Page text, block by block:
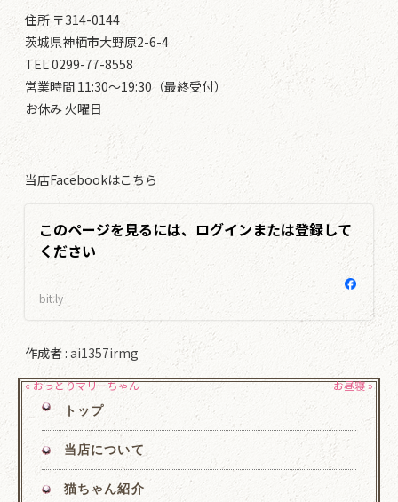
住所 〒314-0144
茨城県神栖市大野原2-6-4
TEL 0299-77-8558
営業時間 11:30～19:30（最終受付）
お休み 火曜日
当店Facebookはこちら
このページを見るには、ログインまたは登録して
ください
bit.ly
作成者 :ai1357irmg
« おっとりマリーちゃん お昼寝 »
トップ
当店について
猫ちゃん紹介